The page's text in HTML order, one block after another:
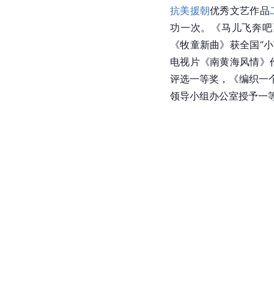
抗美援朝优秀文艺作品
功一次。《马儿飞奔
《牧童新曲》获全国“
电视片《南黄海风情
评选一等奖，《编织一
领导小组办公室授予一